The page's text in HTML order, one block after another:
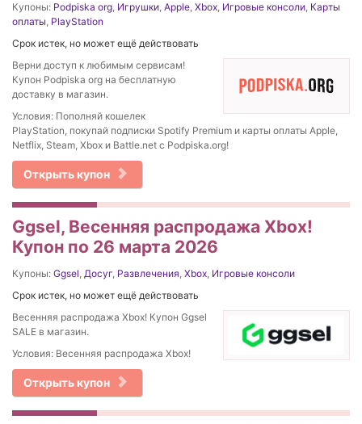
Купоны: Podpiska org, Игрушки, Apple, Xbox, Игровые консоли, Карты
оплаты, PlayStation
Срок истек, но может ещё действовать
Верни доступ к любимым сервисам!
Купон Podpiska org на бесплатную
доставку в магазин.
Условия: Пополняй кошелек
PlayStation, покупай подписки Spotify Premium и карты оплаты Apple,
Netflix, Steam, Xbox и Battle.net с Podpiska.org!
Открыть купон
Ggsel, Весенняя распродажа Xbox!
Купон по 26 марта 2026
Купоны: Ggsel, Досуг, Развлечения, Xbox, Игровые консоли
Срок истек, но может ещё действовать
Весенняя распродажа Xbox! Купон Ggsel
SALE в магазин.
Условия: Весенняя распродажа Xbox!
Открыть купон